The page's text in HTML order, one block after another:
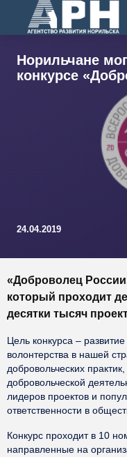
​Норильчане
конкурсе
24.04.2019
«Доброволец
который проходит
десятки тысяч
Цель конкурса –
волонтерства в нашей
добровольческих
добровольческой
лидеров проектов и
ответственности в
Конкурс проходит в 10
направленные на